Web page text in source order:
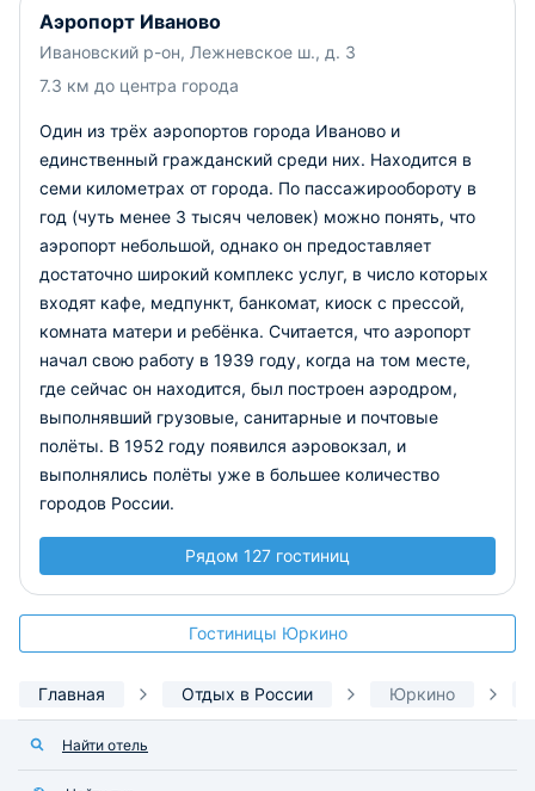
Аэропорт Иваново
Ивановский р-он, Лежневское ш., д. 3
7.3 км до центра города
Один из трёх аэропортов города Иваново и
единственный гражданский среди них. Находится в
семи километрах от города. По пассажирообороту в
год (чуть менее 3 тысяч человек) можно понять, что
аэропорт небольшой, однако он предоставляет
достаточно широкий комплекс услуг, в число которых
входят кафе, медпункт, банкомат, киоск с прессой,
комната матери и ребёнка. Считается, что аэропорт
начал свою работу в 1939 году, когда на том месте,
где сейчас он находится, был построен аэродром,
выполнявший грузовые, санитарные и почтовые
полёты. В 1952 году появился аэровокзал, и
выполнялись полёты уже в большее количество
городов России.
Рядом 127 гостиниц
Гостиницы Юркино
Главная Отдых в России Юркино
Найти отель